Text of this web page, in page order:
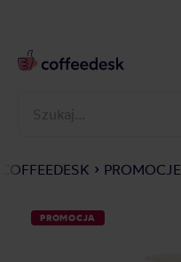
COFFEEDESK PROMOCJE
PROMOCJA